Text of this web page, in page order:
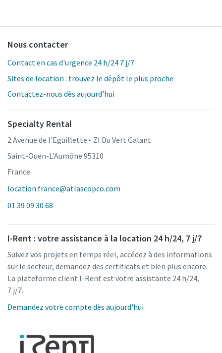
Nous contacter
Contact en cas d'urgence 24 h/24 7 j/7
Sites de location : trouvez le dépôt le plus proche
Contactez-nous dès aujourd'hui
Specialty Rental
2 Avenue de l'Eguillette - ZI Du Vert Galant
Saint-Ouen-L'Aumône 95310
France
location.france@atlascopco.com
01 39 09 30 68
I-Rent : votre assistance à la location 24 h/24, 7 j/7
Suivez vos projets en temps réel, accédez à des informations
sur le secteur, demandez des certificats et bien plus encore.
La plateforme client I-Rent est votre assistante 24 h/24,
7 j/7.
Demandez votre compte dès aujourd'hui